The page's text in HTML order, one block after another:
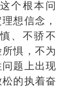
个根本问
想信念，
、不骄不
惧，不为
题上出现
的执着奋